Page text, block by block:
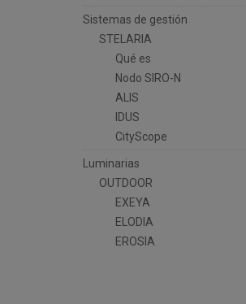
Sistemas de gestión
STELARIA
Qué es
Nodo SIRO-N
ALIS
IDUS
CityScope
Luminarias
OUTDOOR
EXEYA
ELODIA
EROSIA